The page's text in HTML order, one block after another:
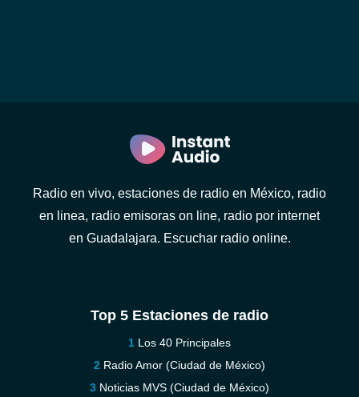
Radio en vivo, estaciones de radio en México, radio
en linea, radio emisoras on line, radio por internet
en Guadalajara. Escuchar radio online.
Top 5 Estaciones de radio
Los 40 Principales
Radio Amor (Ciudad de México)
Noticias MVS (Ciudad de México)